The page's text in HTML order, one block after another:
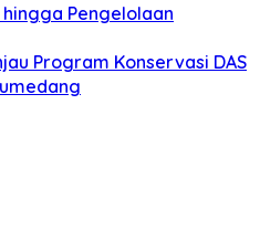
Pengelolaan
Program Konservasi DAS